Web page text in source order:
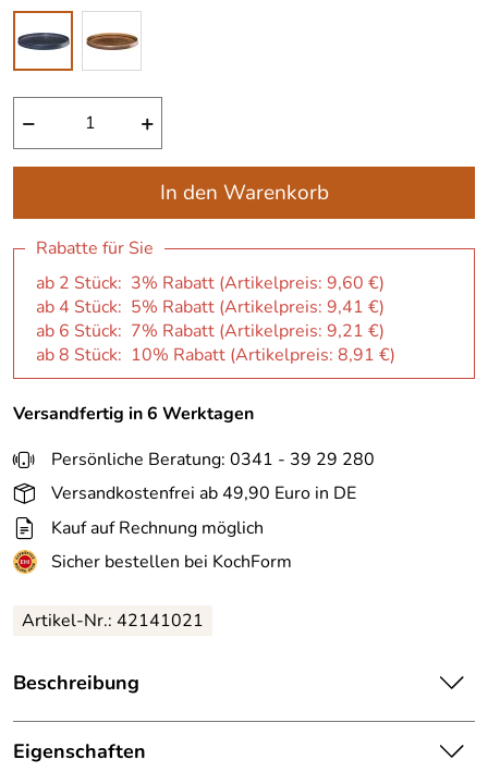
− +
In den Warenkorb
Rabatte für Sie
ab 2 Stück: 3% Rabatt (Artikelpreis: 9,60 €)
ab 4 Stück: 5% Rabatt (Artikelpreis: 9,41 €)
ab 6 Stück: 7% Rabatt (Artikelpreis: 9,21 €)
ab 8 Stück: 10% Rabatt (Artikelpreis: 8,91 €)
Versandfertig in 6 Werktagen
Persönliche Beratung: 0341 - 39 29 280
Versandkostenfrei ab 49,90 Euro in DE
Kauf auf Rechnung möglich
Sicher bestellen bei KochForm
Artikel-Nr.: 42141021
Beschreibung
ASA Dessertteller form’art in carbon. Mit der Serie
form’art gelangen wir zurück zum Ursprung, zurück zum
Eigenschaften